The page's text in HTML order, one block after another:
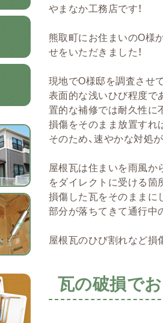
やまなか工務店です！
熊取町にお住まいのO様
せをいただきました！
現地でO様邸を調査させ
表面的な浅いひび程度で
置的な補修では耐久性に
損傷をそのまま放置すれ
そのため、速やかな対処
屋根瓦は住まいを雨風か
をダイレクトに受ける箇
損傷した瓦をそのままに
部分が落ちてきて通行中
屋根瓦のひび割れなど損
瓦の破損で